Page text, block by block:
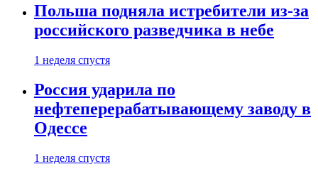
Польша подняла истребители из-за
российского разведчика в небе
1 неделя спустя
Россия ударила по
нефтеперерабатывающему заводу в
Одессе
1 неделя спустя